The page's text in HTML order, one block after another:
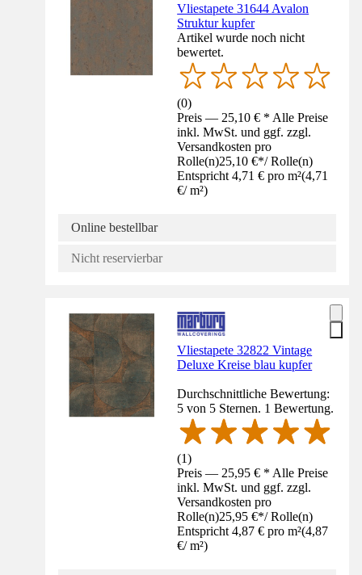
Vliestapete 31644 Avalon
Struktur kupfer
Artikel wurde noch nicht
bewertet.
(0)
Preis — 25,10 € * Alle Preise
inkl. MwSt. und ggf. zzgl.
Versandkosten pro
Rolle(n)25,10 €*/ Rolle(n)
Entspricht 4,71 € pro m²(4,71
€/ m²)
Online bestellbar
Nicht reservierbar
Vliestapete 32822 Vintage
Deluxe Kreise blau kupfer
Durchschnittliche Bewertung:
5 von 5 Sternen. 1 Bewertung.
(1)
Preis — 25,95 € * Alle Preise
inkl. MwSt. und ggf. zzgl.
Versandkosten pro
Rolle(n)25,95 €*/ Rolle(n)
Entspricht 4,87 € pro m²(4,87
€/ m²)